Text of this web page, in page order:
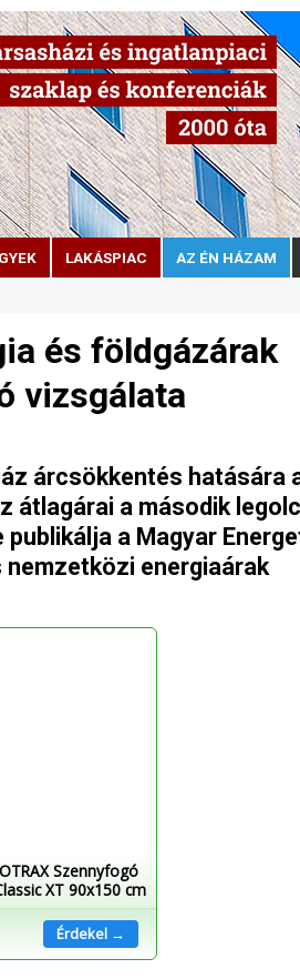
LAKÁSPIAC AZ ÉN HÁZAM
és földgázárak
vizsgálata
árcsökkentés hatására
átlagárai a második
a Magyar
energiaárak
Szennyfogó
XT 90x150 cm
Érdekel →